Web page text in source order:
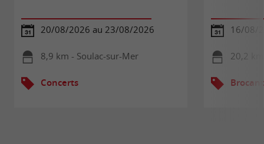
20/08/2026 au 23/08/2026
8,9 km - Soulac-sur-Mer
Concerts
16/08/
20,2